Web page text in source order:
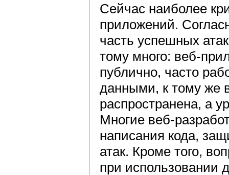
Сейчас наиболее
приложений.
часть успешных
тому много: веб-
публично, часто
данными, к тому же
распространена, а
Многие веб-
написания кода,
атак. Кроме того,
при использовании